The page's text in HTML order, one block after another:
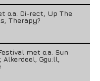
o.a. Di-rect, Up The
Therapy?
met o.a. Sun
Alkerdeel, Ggu:ll,